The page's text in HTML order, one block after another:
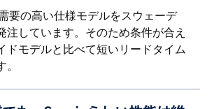
要の高い仕様モデルをスウェーデ
注しています。そのため条件が合え
ドモデルと比べて短いリードタイム